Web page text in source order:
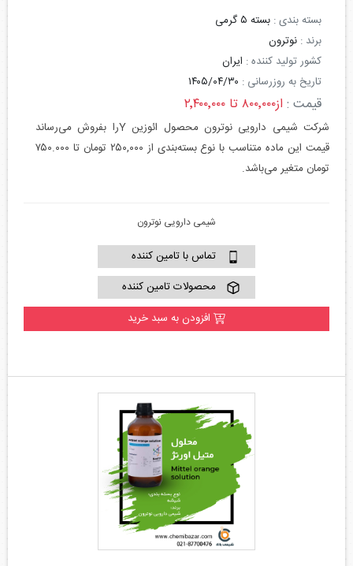
بسته بندی : بسته ۵ گرمی
برند : نوترون
کشور تولید کننده : ایران
تاریخ به روزرسانی : ۱۴۰۵/۰۴/۳۰
قیمت : از۸۰۰٬۰۰۰ تا ۲٬۴۰۰٬۰۰۰
شرکت شیمی دارویی نوترون محصول ائوزین Yرا بفروش می‌رساند
قیمت این ماده متناسب با نوع بسته‌بندی از ۲۵۰,۰۰۰ تومان تا ۷۵۰.۰۰۰
تومان متغیر می‌باشد.
شیمی دارویی نوترون
تماس با تامین کننده
محصولات تامین کننده
افزودن به سبد خرید